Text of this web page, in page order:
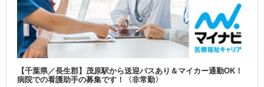
【千葉県／長生郡】茂原駅から送迎バスあり＆マイカー通勤OK！
病院での看護助手の募集です！〈非常勤〉